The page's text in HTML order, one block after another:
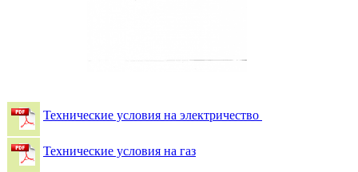
Технические условия на электричество
Технические условия на газ